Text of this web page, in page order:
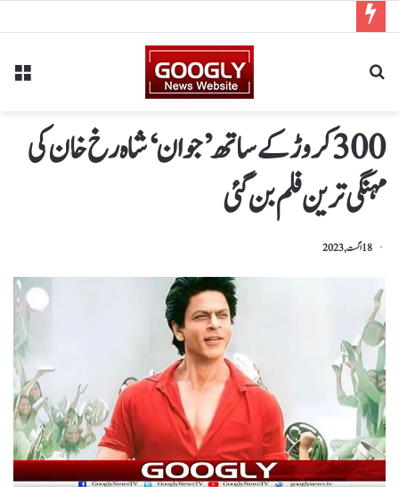
300 کروڑ کے ساتھ ’جوان‘ شاہ رخ خان کی
مہنگی ترین فلم بن گئی
18 اگست, 2023